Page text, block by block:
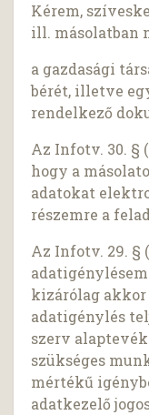
Kérem,
ill. másolatban
a gazdasági
bérét, illetve
rendelkező
Az Infotv. 30. §
hogy a
adatokat
részemre a
Az Infotv. 29. §
kizárólag akkor
adatigénylés
szerv
szükséges
mértékű
adatkezelő